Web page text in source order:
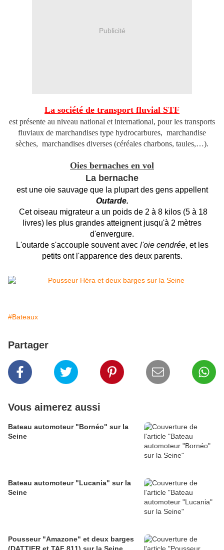
Publicité
La société de transport fluvial STF
est présente au niveau national et international, pour les transports
fluviaux de marchandises type hydrocarbures, marchandise
sèches, marchandises diverses (céréales charbons, taules,…).
Oies bernaches en vol
La bernache
est une oie sauvage que la plupart des gens appellent
Outarde.
Cet oiseau migrateur a un poids de 2 à 8 kilos (5 à 18
livres) les plus grandes atteignent jusqu'à 2 mètres
d'envergure.
L'outarde s'accouple souvent avec l'oie cendrée, et les
petits ont l'apparence des deux parents.
#Bateaux
Partager
Vous aimerez aussi
Bateau automoteur "Bornéo" sur la
Seine
Bateau automoteur "Lucania" sur la
Seine
Pousseur "Amazone" et deux barges
(DATTIER et TAF 811) sur la Seine